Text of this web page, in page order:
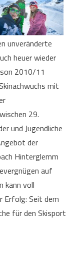
unveränderte
heuer wieder
2010/11
mit
29.
und Jugendliche
der
Hinterglemm
auf
kann voll
Erfolg: Seit dem
für den Skisport